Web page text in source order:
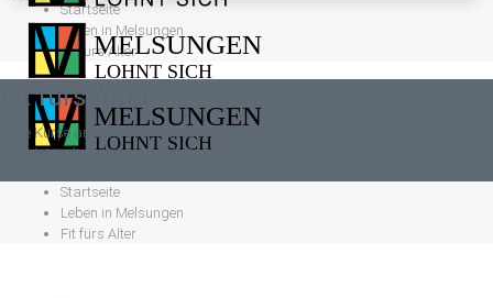
Startseite
Leben in Melsungen
Fit fürs Alter
Fit fürs Alter
Neue Kurse an der Volkshochschule Schwalm-Eder (vhs) fördern die
Selbstständigkeit und Gesundheit im Alter
Startseite
Leben in Melsungen
Fit fürs Alter